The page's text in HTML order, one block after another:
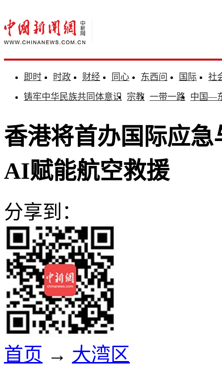
即时 时政 财经 同心 东西问 国际
社
铸牢中华民族共同体意识 宗教 一带一路 中国—
香港将首办国际应
AI赋能航空救援
分享到：
首页 → 大湾区